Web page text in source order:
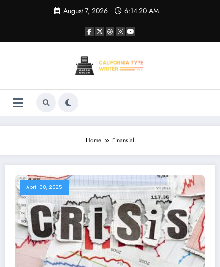
August 7, 2026 6:14:20 AM
Home Finansial
April 30, 2025